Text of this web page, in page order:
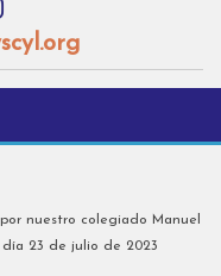
nuestro colegiado Manuel
23 de julio de 2023